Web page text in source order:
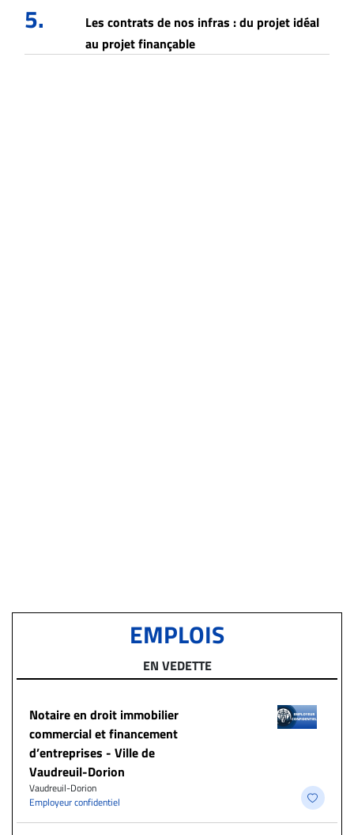
5.
Les contrats de nos infras : du projet idéal
au projet finançable
EMPLOIS
EN VEDETTE
Notaire en droit immobilier
commercial et financement
d’entreprises - Ville de
Vaudreuil-Dorion
Vaudreuil-Dorion
Employeur confidentiel